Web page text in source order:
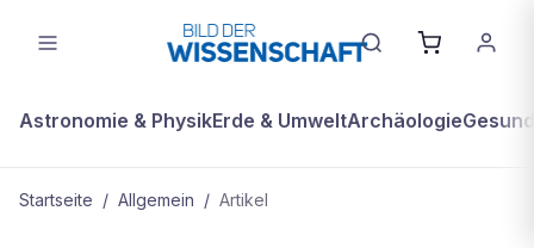
Astronomie & PhysikErde & UmweltArchäologie
Startseite / Allgemein / Artikel